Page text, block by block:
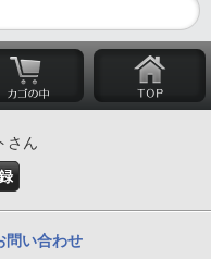
さん
問い合わせ